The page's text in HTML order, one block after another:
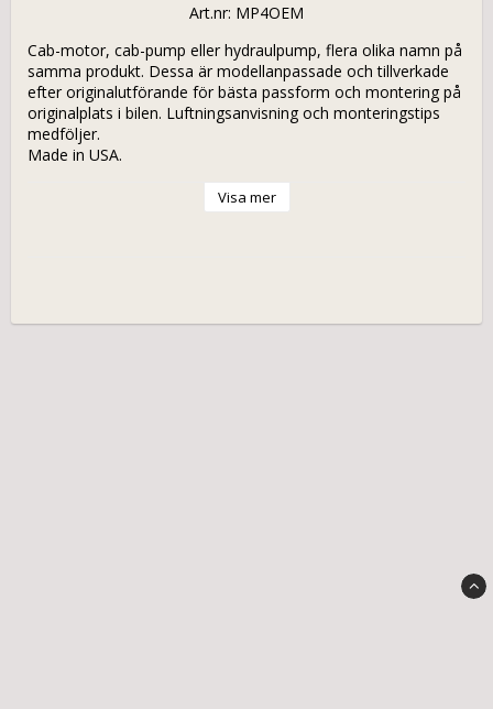
Art.nr: MP4OEM
Cab-motor, cab-pump eller hydraulpump, flera olika namn på
samma produkt. Dessa är modellanpassade och tillverkade
efter originalutförande för bästa passform och montering på
originalplats i bilen. Luftningsanvisning och monteringstips
medföljer.
Made in USA.
Visa mer